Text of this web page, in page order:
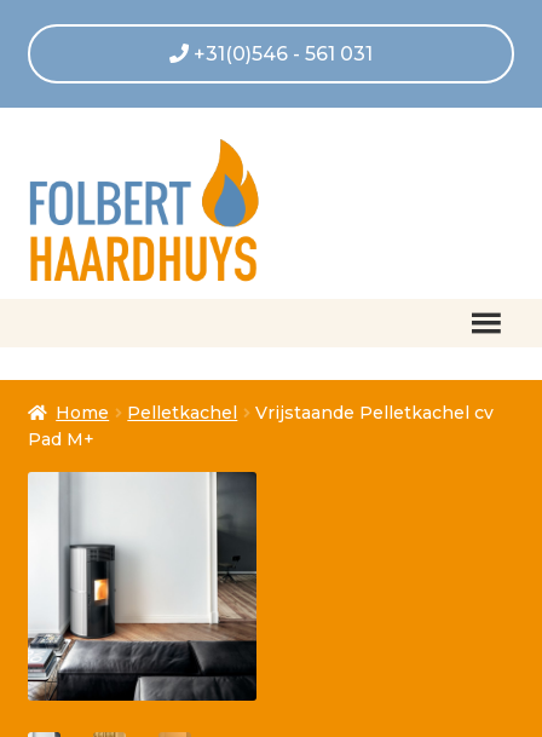
+31(0)546 - 561 031
Afrekenen
Algemene voorwaarden
Betaling voltooid
Contact
Home Pelletkachel
Vrijstaande Pelletkachel cv
Pad M+